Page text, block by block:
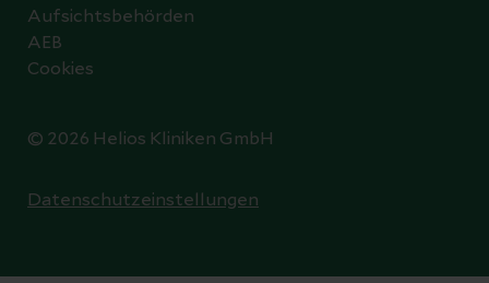
© 2026 Helios Kliniken GmbH
Aufsichtsbehörden
AEB
Cookies
Datenschutzeinstellungen